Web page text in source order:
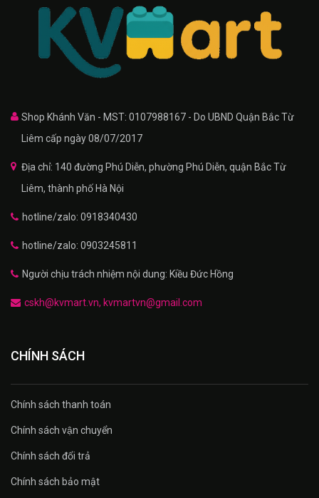
Shop Khánh Văn - MST: 0107988167 - Do UBND Quận Bắc Từ
Liêm cấp ngày 08/07/2017
Địa chỉ: 140 đường Phú Diễn, phường Phú Diễn, quận Bắc Từ
Liêm, thành phố Hà Nội
hotline/zalo: 0918340430
hotline/zalo: 0903245811
Người chịu trách nhiệm nội dung: Kiều Đức Hồng
cskh@kvmart.vn, kvmartvn@gmail.com
CHÍNH SÁCH
Chính sách thanh toán
Chính sách vận chuyển
Chính sách đổi trả
Chính sách bảo mật